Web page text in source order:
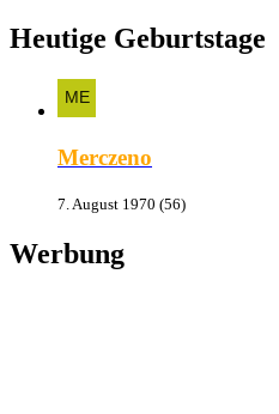
Heutige Geburtstage
Merczeno
7. August 1970 (56)
Werbung